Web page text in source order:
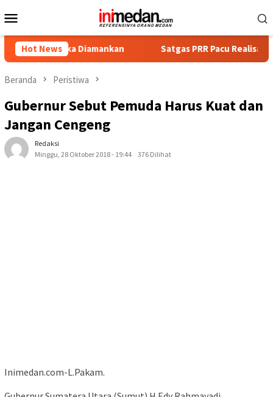
ke
Mobile
Hot News
Diamankan Satgas PRR Pacu Realisasi
Beranda Peristiwa
Gubernur Sebut Pemuda Harus Kuat dan
Jangan Cengeng
Redaksi
Minggu, 28 Oktober 2018 - 19:44
376 Dilihat
Inimedan.com-L.Pakam.